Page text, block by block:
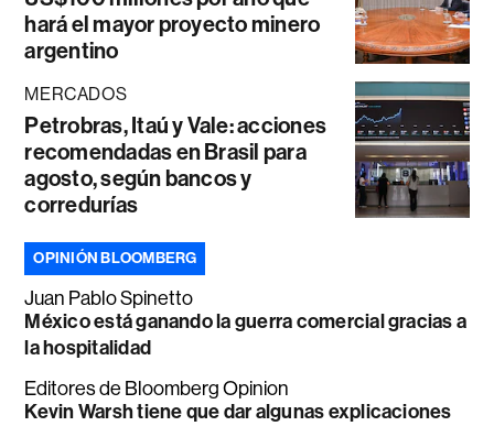
hará el mayor proyecto minero
argentino
MERCADOS
Petrobras, Itaú y Vale: acciones
recomendadas en Brasil para
agosto, según bancos y
corredurías
OPINIÓN BLOOMBERG
Juan Pablo Spinetto
México está ganando la guerra comercial gracias a
la hospitalidad
Editores de Bloomberg Opinion
Kevin Warsh tiene que dar algunas explicaciones